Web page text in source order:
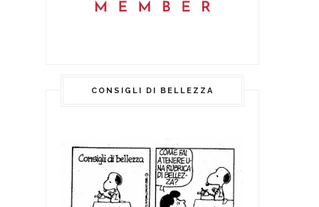
CONSIGLI DI BELLEZZA